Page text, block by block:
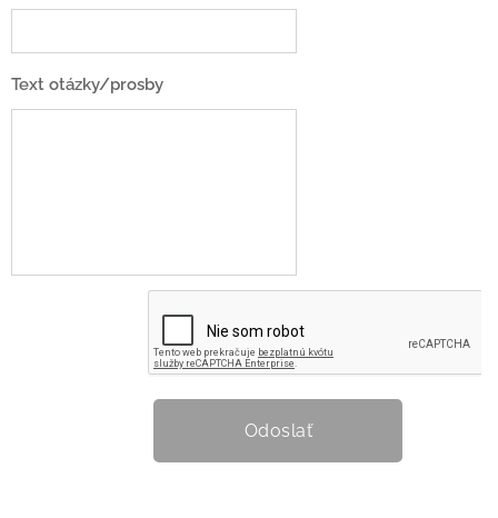
Text otázky/prosby
Odoslať